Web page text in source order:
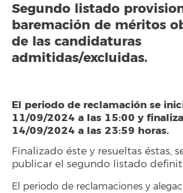
Segundo listado
baremación de méritos
de las candidaturas
admitidas/excluidas.
El periodo de reclamación se
11/09/2024 a las 15:00 y
14/09/2024 a las 23:59 horas.
Finalizado éste y resueltas éstas,
publicar el segundo listado
El periodo de reclamaciones y